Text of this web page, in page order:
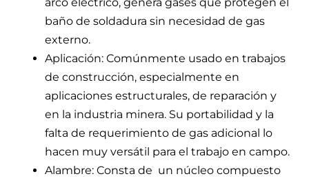
baño de soldadura sin necesidad de gas
externo.
Aplicación: Comúnmente usado en trabajos
de construcción, especialmente en
aplicaciones estructurales, de reparación y
en la industria minera. Su portabilidad y la
falta de requerimiento de gas adicional lo
hacen muy versátil para el trabajo en campo.
Alambre: Consta de un núcleo compuesto